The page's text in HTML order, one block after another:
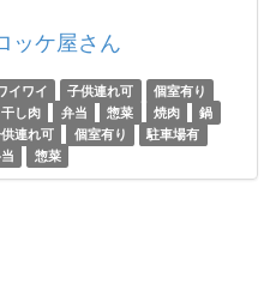
ッケ屋さん
イワイ 子供連れ可
個室有り
干し肉 弁当 惣菜 焼肉
鍋
連れ可 個室有り
駐車場有
惣菜